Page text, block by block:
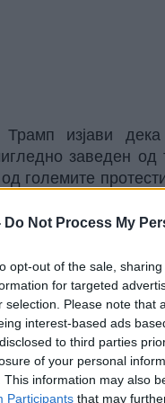
Do Not Process My
opt-out of the sale,
for targeted
selection. Please note that
interest-based ads
to third parties
of your personal
This information may also
Participants that may
Трамп изјави
заведен од
големите
на
знаев дека се
Трамп на
разгледам затоа
Можевме многу
кога гледав